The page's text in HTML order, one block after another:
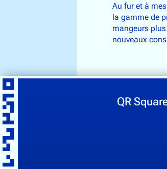
Au fur et à
la gamme de
mangeurs
nouveaux
QR